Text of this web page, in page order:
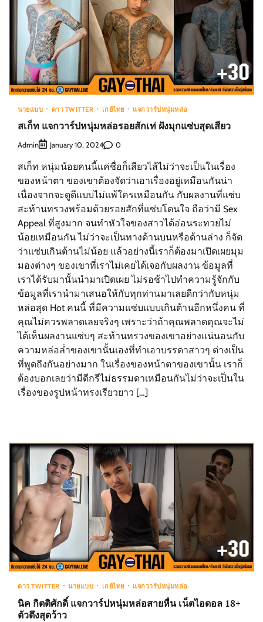
นายแบบ ดาว TWITTER เกย์ไทย แจกวาร์ปหนุ่มหล่อ
สเก็ท แจกวาร์ปหนุ่มหล่อรอยสักเท่ ฝังมุกแซ่บสุดเสียว
Admin January 10, 2024 0
สเก็ท หนุ่มน้อยคนนี้แค่ชื่อก็เสียวไส้ไม่ว่าจะเป็นในเรื่อง
ของหน้าตา ของเขาต้องจัดว่าเอาเรื่องอยู่เหมือนกันน่า
เนื่องจากจะดูดีแบบไม่แพ้ใครเหมือนกัน กับผลงานที่แซ่บ
สะท้านทรวงพร้อมด้วยรอยสักที่แซ่บโดนใจ ถือว่ามี Sex
Appeal ที่สูงมาก จนทำหัวใจของสาวได้อ่อนระทวยไม่
น้อยเหมือนกัน ไม่ว่าจะเป็นทางด้านบนหรือด้านล่าง ก็จัด
ว่าแซ่บเกินต้านไม่น้อย แล้วอย่างนี้เราก็ต้องมาเปิดเผยมุม
มองต่างๆ ของเขาที่เราไม่เคยได้เจอกับผลงาน ข้อมูลที่
เราได้รับมานั้นนำมาเปิดเผย ไม่รอช้าไปทำความรู้จักกับ
ข้อมูลที่เรานำมาเสนอให้กับทุกท่านมาเลยดีกว่ากับหนุ่ม
หล่อสุด Hot คนนี้ ที่มีความแซ่บแบบเกินต้านอีกหนึ่งคน ที่
คุณไม่ควรพลาดเลยจริงๆ เพราะว่าถ้าคุณพลาดคุณจะไม่
ได้เห็นผลงานแซ่บๆ สะท้านทรวงของเขาอย่างแน่นอนกับ
ความหล่อล่ำของเขานั้นเองที่ทำเอาบรรดาสาวๆ ต่างเป็น
ที่พูดถึงกันอย่างมาก ในเรื่องของหน้าตาของเขานั้น เราก็
ต้องบอกเลยว่ามีดีกรีไม่ธรรมดาเหมือนกันไม่ว่าจะเป็นใน
เรื่องของรูปหน้าทรงเรียวยาว […]
ดาว TWITTER นายแบบ เกย์ไทย แจกวาร์ปหนุ่มหล่อ
นิค กิตติศักดิ์ แจกวาร์ปหนุ่มหล่อสายหื่น เน็ตไอดอล 18+
ตัวตึงสุดว้าว